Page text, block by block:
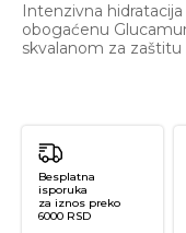
Intenzivna
obogaćenu
skvalanom za
Besplatna
isporuka
za iznos preko
6000 RSD